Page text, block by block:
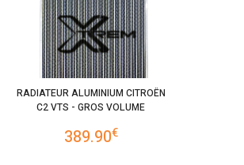
RADIATEUR ALUMINIUM CITROËN
C2 VTS - GROS VOLUME
389.90€